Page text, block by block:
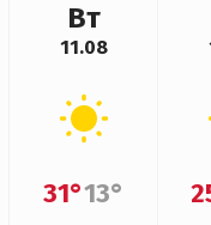
Вт
11.08
31°13°